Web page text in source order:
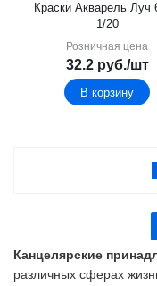
Краски Акварель Луч
1/20
Розничная цена
32.2руб./шт
В корзину
Канцелярские
различных сферах